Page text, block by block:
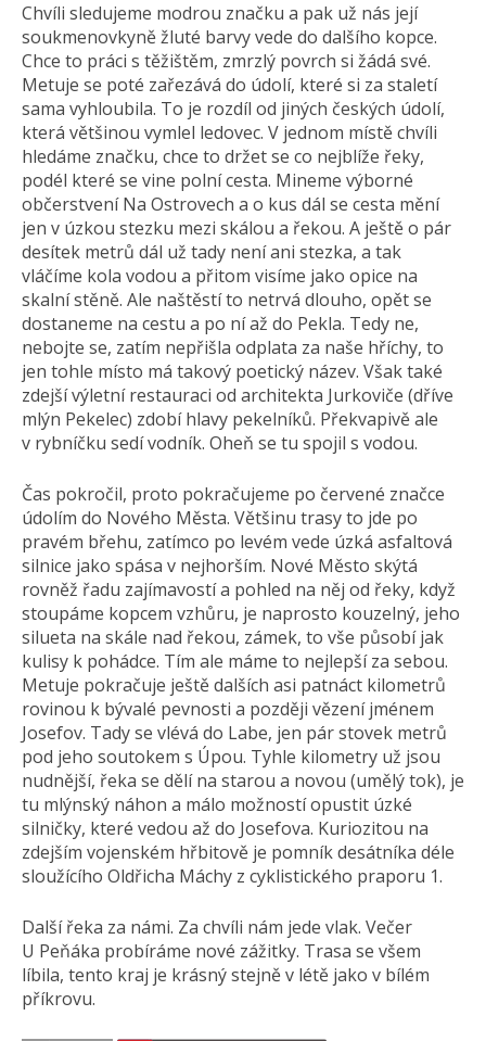
Chvíli sledujeme modrou značku a pak už nás její
soukmenovkyně žluté barvy vede do dalšího kopce.
Chce to práci s těžištěm, zmrzlý povrch si žádá své.
Metuje se poté zařezává do údolí, které si za staletí
sama vyhloubila. To je rozdíl od jiných českých údolí,
která většinou vymlel ledovec. V jednom místě chvíli
hledáme značku, chce to držet se co nejblíže řeky,
podél které se vine polní cesta. Mineme výborné
občerstvení Na Ostrovech a o kus dál se cesta mění
jen v úzkou stezku mezi skálou a řekou. A ještě o pár
desítek metrů dál už tady není ani stezka, a tak
vláčíme kola vodou a přitom visíme jako opice na
skalní stěně. Ale naštěstí to netrvá dlouho, opět se
dostaneme na cestu a po ní až do Pekla. Tedy ne,
nebojte se, zatím nepřišla odplata za naše hříchy, to
jen tohle místo má takový poetický název. Však také
zdejší výletní restauraci od architekta Jurkoviče (dříve
mlýn Pekelec) zdobí hlavy pekelníků. Překvapivě ale
v rybníčku sedí vodník. Oheň se tu spojil s vodou.
Čas pokročil, proto pokračujeme po červené značce
údolím do Nového Města. Většinu trasy to jde po
pravém břehu, zatímco po levém vede úzká asfaltová
silnice jako spása v nejhorším. Nové Město skýtá
rovněž řadu zajímavostí a pohled na něj od řeky, když
stoupáme kopcem vzhůru, je naprosto kouzelný, jeho
silueta na skále nad řekou, zámek, to vše působí jak
kulisy k pohádce. Tím ale máme to nejlepší za sebou.
Metuje pokračuje ještě dalších asi patnáct kilometrů
rovinou k bývalé pevnosti a později vězení jménem
Josefov. Tady se vlévá do Labe, jen pár stovek metrů
pod jeho soutokem s Úpou. Tyhle kilometry už jsou
nudnější, řeka se dělí na starou a novou (umělý tok), je
tu mlýnský náhon a málo možností opustit úzké
silničky, které vedou až do Josefova. Kuriozitou na
zdejším vojenském hřbitově je pomník desátníka déle
sloužícího Oldřicha Máchy z cyklistického praporu 1.
Další řeka za námi. Za chvíli nám jede vlak. Večer
U Peňáka probíráme nové zážitky. Trasa se všem
líbila, tento kraj je krásný stejně v létě jako v bílém
příkrovu.